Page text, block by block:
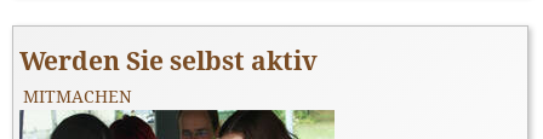
Werden Sie selbst aktiv
MITMACHEN